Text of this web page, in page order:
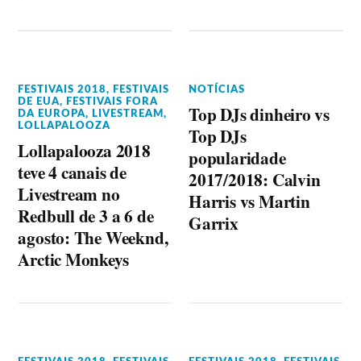
FESTIVAIS 2018,
FESTIVAIS
DE EUA,
FESTIVAIS FORA
DA EUROPA, LIVESTREAM,
LOLLAPALOOZA
Lollapalooza 2018
teve 4 canais de
Livestream no
Redbull de 3 a 6 de
agosto: The Weeknd,
Arctic Monkeys
NOTÍCIAS
Top DJs dinheiro vs
Top DJs
popularidade
2017/2018: Calvin
Harris vs Martin
Garrix